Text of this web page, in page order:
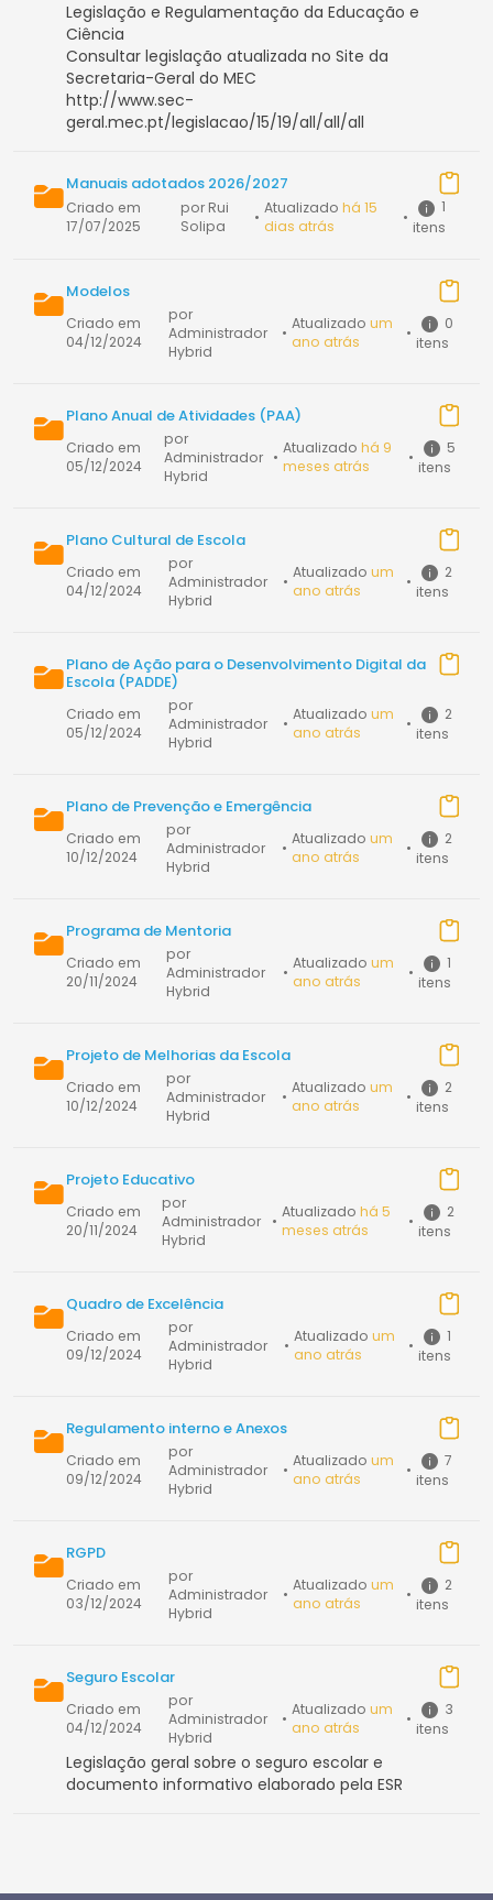
Legislação e Regulamentação da Educação e
Ciência
Consultar legislação atualizada no Site da
Secretaria-Geral do MEC
http://www.sec-
geral.mec.pt/legislacao/15/19/all/all/all
Manuais adotados 2026/2027
Criado em
17/07/2025
por Rui
Solipa
• Atualizado há 15
dias atrás
•
1
itens
Modelos
Criado em
04/12/2024
por
Administrador
Hybrid
• Atualizadoum
ano atrás
•
0
itens
Plano Anual de Atividades (PAA)
Criado em
05/12/2024
por
Administrador
Hybrid
• Atualizadohá 9
meses atrás
•
5
itens
Plano Cultural de Escola
Criado em
04/12/2024
por
Administrador
Hybrid
• Atualizado um
ano atrás
•
2
itens
Plano de Ação para o Desenvolvimento Digital da
Escola (PADDE)
Criado em
05/12/2024
por
Administrador
Hybrid
• Atualizado um
ano atrás
•
2
itens
Plano de Prevenção e Emergência
Criado em
10/12/2024
por
Administrador
Hybrid
• Atualizado um
ano atrás
•
2
itens
Programa de Mentoria
Criado em
20/11/2024
por
Administrador
Hybrid
• Atualizado um
ano atrás
•
1
itens
Projeto de Melhorias da Escola
Criado em
10/12/2024
por
Administrador
Hybrid
• Atualizado um
ano atrás
•
2
itens
Projeto Educativo
Criado em
20/11/2024
por
Administrador
Hybrid
• Atualizadohá 5
meses atrás
•
2
itens
Quadro de Excelência
Criado em
09/12/2024
por
Administrador
Hybrid
• Atualizado um
ano atrás
•
1
itens
Regulamento interno e Anexos
Criado em
09/12/2024
por
Administrador
Hybrid
• Atualizado um
ano atrás
•
7
itens
RGPD
Criado em
03/12/2024
por
Administrador
Hybrid
• Atualizado um
ano atrás
•
2
itens
Seguro Escolar
Criado em
04/12/2024
por
Administrador
Hybrid
• Atualizadoum
ano atrás
•
3
itens
Legislação geral sobre o seguro escolar e
documento informativo elaborado pela ESR